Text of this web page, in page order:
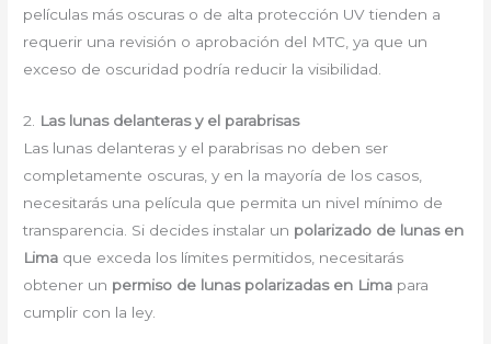
películas más oscuras o de alta protección UV tienden a
requerir una revisión o aprobación del MTC, ya que un
exceso de oscuridad podría reducir la visibilidad.
2. Las lunas delanteras y el parabrisas
Las lunas delanteras y el parabrisas no deben ser
completamente oscuras, y en la mayoría de los casos,
necesitarás una película que permita un nivel mínimo de
transparencia. Si decides instalar un polarizado de lunas en
Lima que exceda los límites permitidos, necesitarás
obtener un permiso de lunas polarizadas en Lima para
cumplir con la ley.